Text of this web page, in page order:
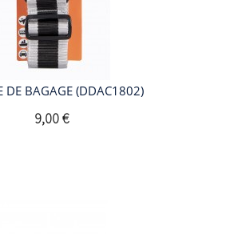
DE BAGAGE (DDAC1802)
9,00 €